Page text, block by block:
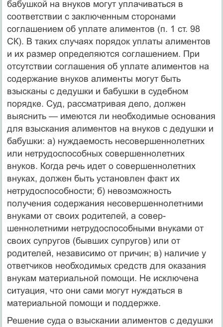
бабушкой на внуков могут уплачиваться в
соответствии с заключенным сторонами
соглашением об уплате алиментов (п. 1 ст. 98
СК). В таких случаях порядок уплаты алиментов
и их размер определяются соглашением. При
отсутствии соглаше­ния об уплате алиментов на
содержание внуков алименты могут быть
взысканы с дедушки и бабушки в судебном
порядке. Суд, рассматривая дело, должен
выяснить — имеются ли не­обходимые основания
для взыскания алиментов на внуков с дедушки и
бабушки: а) нуждаемость несовершеннолетних
или нетрудоспособных совершеннолетних
внуков. Когда речь идет о совершеннолетних
внуках, должен быть установлен факт их
нетрудоспособности; б) невозможность
получения содержания несовершеннолетними
внуками от своих родителей, а совер­
шеннолетними нетрудоспособными внуками от
своих супругов (бывших супругов) или от
родителей, независимо от причин; в) наличие у
ответчиков необходимых средств для оказания
вну­кам материальной помощи. Не исключена
ситуация, что они сами могут нуждаться в
материальной помощи и поддержке.
Решение суда о взыскании алиментов с дедушки